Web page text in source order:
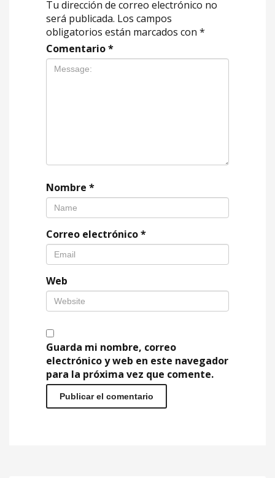
Tu dirección de correo electrónico no
será publicada. Los campos
obligatorios están marcados con *
Comentario*
Nombre *
Correo electrónico*
Web
Guarda mi nombre, correo
electrónico y web en este navegador
para la próxima vez que comente.